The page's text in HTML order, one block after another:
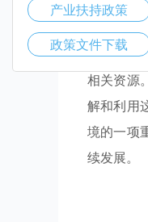
抚顺市智
在技术改
相关资源
解和利用
境的一项
续发展。
产业扶持政策
政策文件下载